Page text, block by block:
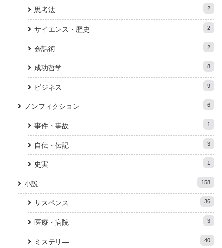
思考法 2
サイエンス・歴史 2
会話術 2
成功哲学 8
ビジネス 9
ノンフィクション 6
事件・事故 1
自伝・伝記 3
史実 1
小説 158
サスペンス 36
医療・病院 3
ミステリ― 40